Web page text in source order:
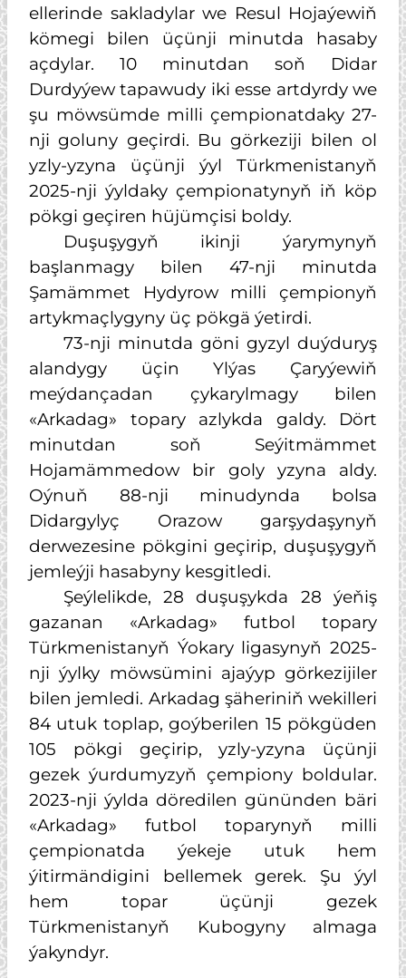
ellerinde sakladylar we Resul Hojaýewiň
kömegi bilen üçünji minutda hasaby
açdylar. 10 minutdan soň Didar
Durdyýew tapawudy iki esse artdyrdy we
şu möwsümde milli çempionatdaky 27-
nji goluny geçirdi. Bu görkeziji bilen ol
yzly-yzyna üçünji ýyl Türkmenistanyň
2025-nji ýyldaky çempionatynyň iň köp
pökgi geçiren hüjümçisi boldy.
Duşuşygyň ikinji ýarymynyň
başlanmagy bilen 47-nji minutda
Şamämmet Hydyrow milli çempionyň
artykmaçlygyny üç pökgä ýetirdi.
73-nji minutda göni gyzyl duýduryş
alandygy üçin Ylýas Çaryýewiň
meýdançadan çykarylmagy bilen
«Arkadag» topary azlykda galdy. Dört
minutdan soň Seýitmämmet
Hojamämmedow bir goly yzyna aldy.
Oýnuň 88-nji minudynda bolsa
Didargylyç Orazow garşydaşynyň
derwezesine pökgini geçirip, duşuşygyň
jemleýji hasabyny kesgitledi.
Şeýlelikde, 28 duşuşykda 28 ýeňiş
gazanan «Arkadag» futbol topary
Türkmenistanyň Ýokary ligasynyň 2025-
nji ýylky möwsümini ajaýyp görkezijiler
bilen jemledi. Arkadag şäheriniň wekilleri
84 utuk toplap, goýberilen 15 pökgüden
105 pökgi geçirip, yzly-yzyna üçünji
gezek ýurdumyzyň çempiony boldular.
2023-nji ýylda döredilen gününden bäri
«Arkadag» futbol toparynyň milli
çempionatda ýekeje utuk hem
ýitirmändigini bellemek gerek. Şu ýyl
hem topar üçünji gezek
Türkmenistanyň Kubogyny almaga
ýakyndyr.